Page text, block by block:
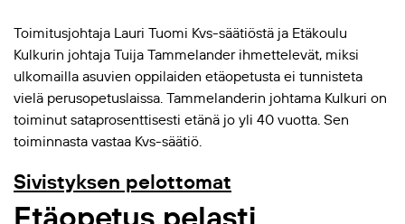
Toimitusjohtaja Lauri Tuomi Kvs-säätiöstä ja Etäkoulu
Kulkurin johtaja Tuija Tammelander ihmettelevät, miksi
ulkomailla asuvien oppilaiden etäopetusta ei tunnisteta
vielä perusopetuslaissa. Tammelanderin johtama Kulkuri on
toiminut sataprosenttisesti etänä jo yli 40 vuotta. Sen
toiminnasta vastaa Kvs-säätiö.
Sivistyksen pelottomat